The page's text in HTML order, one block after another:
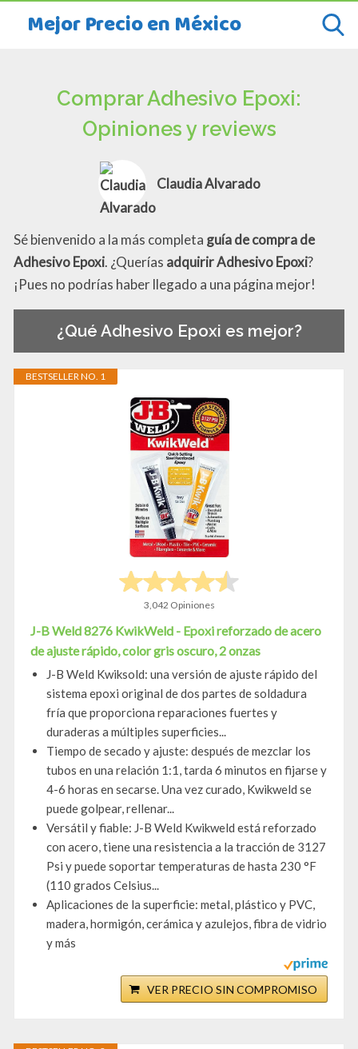
Mejor Precio en México
Comprar Adhesivo Epoxi:
Opiniones y reviews
Claudia Alvarado
Sé bienvenido a la más completa guía de compra de
Adhesivo Epoxi. ¿Querías adquirir Adhesivo Epoxi?
¡Pues no podrías haber llegado a una página mejor!
¿Qué Adhesivo Epoxi es mejor?
BESTSELLER NO. 1
3,042 Opiniones
J-B Weld 8276 KwikWeld - Epoxi reforzado de acero
de ajuste rápido, color gris oscuro, 2 onzas
J-B Weld Kwiksold: una versión de ajuste rápido del
sistema epoxi original de dos partes de soldadura
fría que proporciona reparaciones fuertes y
duraderas a múltiples superficies...
Tiempo de secado y ajuste: después de mezclar los
tubos en una relación 1:1, tarda 6 minutos en fijarse y
4-6 horas en secarse. Una vez curado, Kwikweld se
puede golpear, rellenar...
Versátil y fiable: J-B Weld Kwikweld está reforzado
con acero, tiene una resistencia a la tracción de 3127
Psi y puede soportar temperaturas de hasta 230 °F
(110 grados Celsius...
Aplicaciones de la superficie: metal, plástico y PVC,
madera, hormigón, cerámica y azulejos, fibra de vidrio
y más
VER PRECIO SIN COMPROMISO